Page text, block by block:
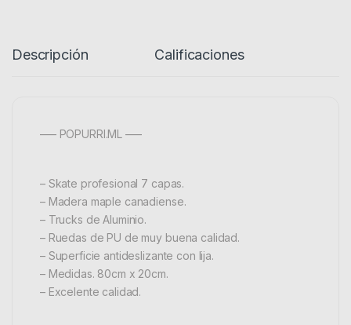
Descripción Calificaciones
—– POPURRI.ML —–
– Skate profesional 7 capas.
– Madera maple canadiense.
– Trucks de Aluminio.
– Ruedas de PU de muy buena calidad.
– Superficie antideslizante con lija.
– Medidas. 80cm x 20cm.
– Excelente calidad.